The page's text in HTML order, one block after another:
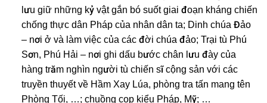
lưu giữ những kỷ vật gắn bó suốt giai đoạn kháng chiến
chống thực dân Pháp của nhân dân ta; Dinh chúa Đảo
– nơi ở và làm việc của các đời chúa đảo; Trại tù Phú
Sơn, Phú Hải – nơi ghi dấu bước chân lưu đày của
hàng trăm nghìn người tù chiến sĩ cộng sản với các
truyền thuyết về Hầm Xay Lúa, phòng tra tấn mang tên
Phòng Tối, …; chuồng cọp kiểu Pháp, Mỹ; …